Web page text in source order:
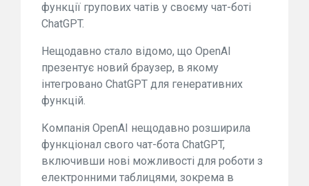
функції групових чатів у своєму чат-боті
ChatGPT.
Нещодавно стало відомо, що OpenAI
презентує новий браузер, в якому
інтегровано ChatGPT для генеративних
функцій.
Компанія OpenAI нещодавно розширила
функціонал свого чат-бота ChatGPT,
включивши нові можливості для роботи з
електронними таблицями, зокрема в